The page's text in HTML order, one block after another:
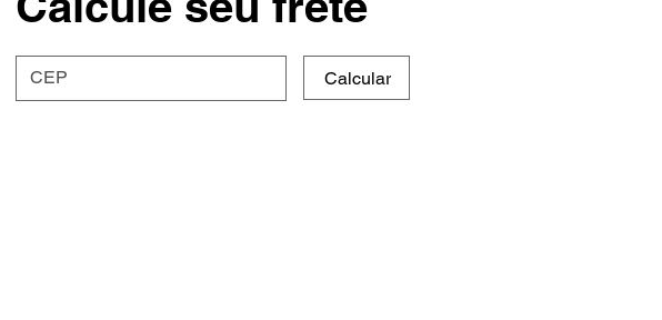
Calcular